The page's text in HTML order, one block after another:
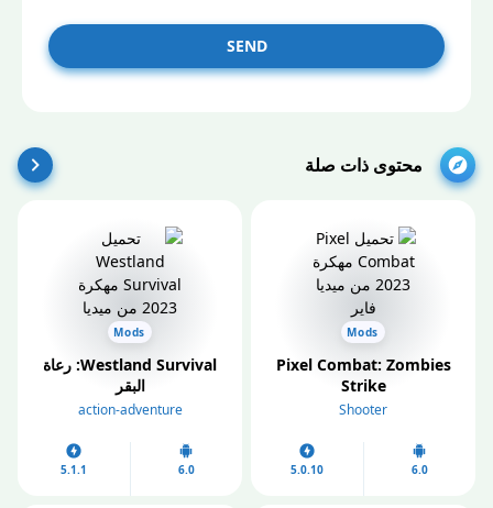
SEND
محتوى ذات صلة
Mods
Pixel Combat: Zombies
Strike‏
Shooter
6.0
5.0.10
Mods
Westland Survival: رعاة
البقر
action-adventure
6.0
5.1.1